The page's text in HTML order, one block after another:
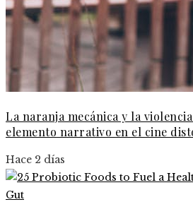
La naranja mecánica y la
elemento narrativo en el cine
Hace 2 días